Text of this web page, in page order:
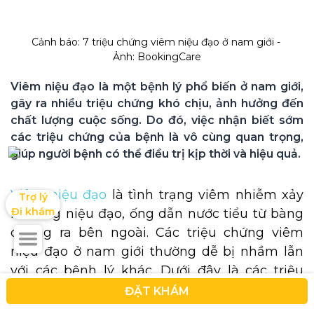
Cảnh báo: 7 triệu chứng viêm niệu đạo ở nam giới -
Ảnh: BookingCare
Viêm niệu đạo là một bệnh lý phổ biến ở nam giới,
gây ra nhiều triệu chứng khó chịu, ảnh hưởng đến
chất lượng cuộc sống. Do đó, việc nhận biết sớm
các triệu chứng của bệnh là vô cùng quan trọng,
Viêm niệu đạo là tình trạng viêm nhiễm xảy
ra trong niệu đạo, ống dẫn nước tiểu từ bàng
quang ra bên ngoài. Các triệu chứng viêm
niệu đạo ở nam giới thường dễ bị nhầm lẫn
với các bệnh lý khác. Dưới đây là các triệu
chứng viêm niệu đạo ở nam giới để người
Trợ lý
Đi khám
ĐẶT KHÁM